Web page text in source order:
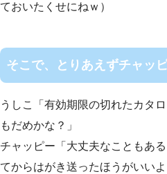
ておいたくせにねｗ）
そこで、とりあえずチャッ
うしこ「有効期限の切れたカタ
もだめかな？」
チャッピー「大丈夫なこともあ
てからはがき送ったほうがいいよ